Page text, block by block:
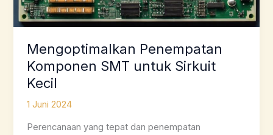
Mengoptimalkan Penempatan
Komponen SMT untuk Sirkuit
Kecil
1 Juni 2024
Perencanaan yang tepat dan penempatan